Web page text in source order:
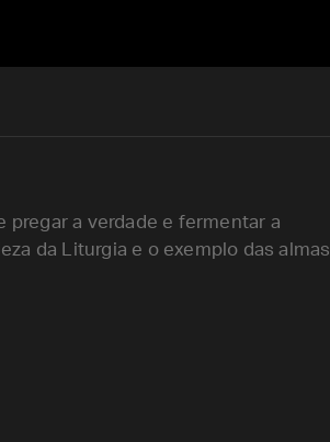
pregar a verdade e fermentar a
da Liturgia e o exemplo das almas